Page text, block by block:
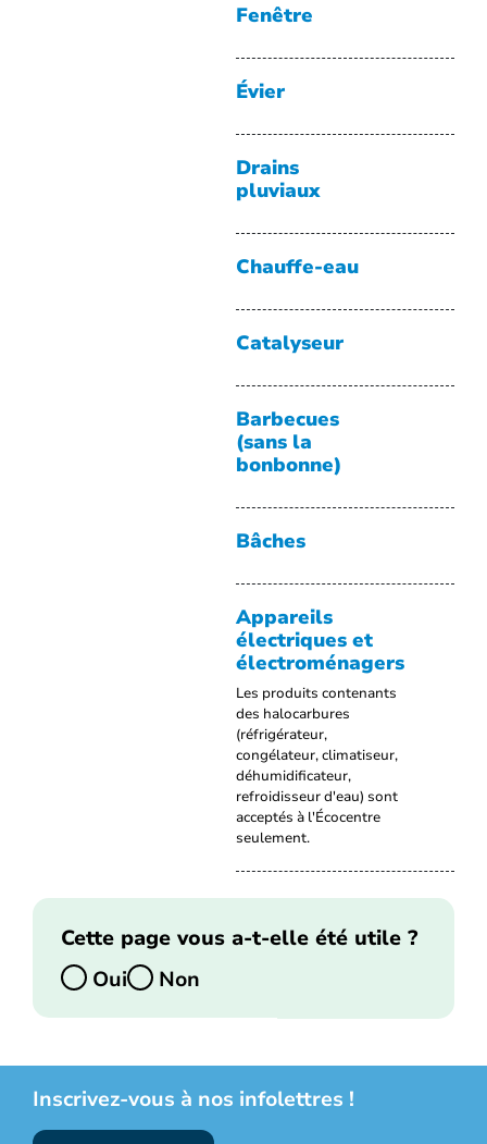
Fenêtre
Évier
Drains
pluviaux
Chauffe-eau
Catalyseur
Barbecues
(sans la
bonbonne)
Bâches
Appareils
électriques et
électroménagers
Les produits contenants
des halocarbures
(réfrigérateur,
congélateur, climatiseur,
déhumidificateur,
refroidisseur d'eau) sont
acceptés à l'Écocentre
seulement.
Cette page vous a-t-elle été utile ?
Oui
Non
Inscrivez-vous à nos infolettres !